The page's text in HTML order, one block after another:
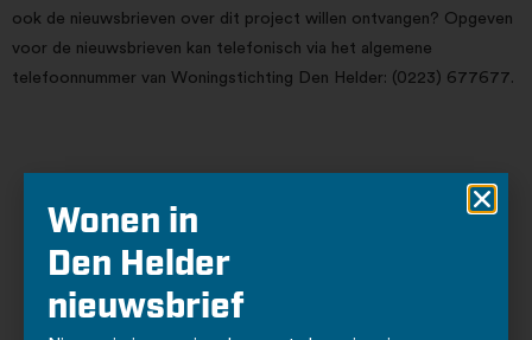
ook de nieuwsbrieven over dit project willen ontvangen? Opgeven
voor de nieuwsbrieven kan telefonisch via het algemene
telefoonnummer van Woningstichting Den Helder: (0223) 677677.
Meer woningbouw
Huur Koop
Wonen in
Den Helder
nieuwsbrief